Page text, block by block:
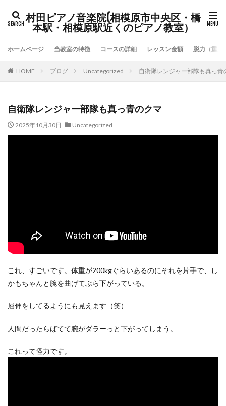
村田ピアノ音楽院(相模原市中央区・橋
本駅・相模原駅近くのピアノ教室）
ホームページ 当教室の特徴 コースの詳細 レッスン金額 脱力（重力
HOME ブログ Uncategorized 自衛隊レンジャー部隊も真っ青
自衛隊レンジャー部隊も真っ青のクマ
2025年10月30日 Uncategorized
これ、すごいです。体重が200kgぐらいあるのにそれを片手で、し
かもちゃんと腕を曲げてぶら下がっている。
屈伸をしてるようにも見えます（笑）
人間だったらばてて腕がダラーっと下がってしまう。
これって怪力です。